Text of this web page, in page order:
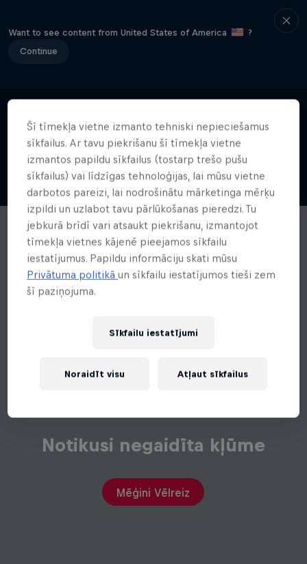
Want to see content from United States of America
?
Continue
Notikusi negaidīta kļūme
Mēģini Vēlreiz
Šī tīmekļa vietne izmanto tehniski nepieciešamus
sīkfailus. Ar tavu piekrišanu šī tīmekļa vietne
izmantos papildu sīkfailus (tostarp trešo pušu
sīkfailus) vai līdzīgas tehnoloģijas, lai mūsu vietne
darbotos pareizi, lai nodrošinātu mārketinga mērķu
izpildi un uzlabot tavu pārlūkošanas pieredzi. Tu
jebkurā brīdī vari atsaukt piekrišanu, izmantojot
tīmekļa vietnes kājenē pieejamos sīkfailu
iestatījumus. Papildu informāciju skati mūsu
Privātuma politikāun sīkfailu iestatījumos tieši zem
šī paziņojuma.
Sīkfailu iestatījumi
Noraidīt visu Atļaut sīkfailus